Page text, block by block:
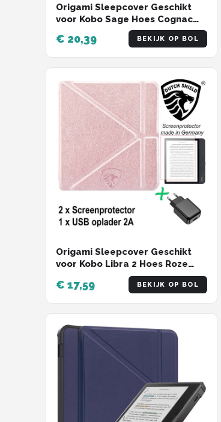
Origami Sleepcover Geschikt
voor Kobo Sage Hoes Cognac
Bruin + Screenprotector +
Oplader * - ereader hoesje -
cover
€ 20,39 BEKIJK OP BOL
Origami Sleepcover Geschikt
voor Kobo Libra 2 Hoes Roze
Goud + Screenprotector +
Oplader * - ereader hoesje -
€ 17,59 BEKIJK OP BOL